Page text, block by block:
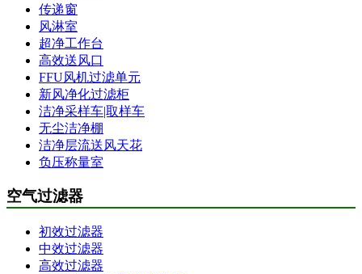
传递窗
风淋室
超净工作台
高效送风口
FFU风机过滤单元
新风净化过滤柜
洁净采样车|取样车
无尘洁净棚
洁净层流送风天花
负压称量室
空气过滤器
初效过滤器
中效过滤器
高效过滤器